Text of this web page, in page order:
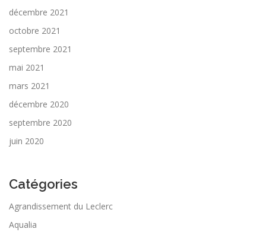
décembre 2021
octobre 2021
septembre 2021
mai 2021
mars 2021
décembre 2020
septembre 2020
juin 2020
Catégories
Agrandissement du Leclerc
Aqualia